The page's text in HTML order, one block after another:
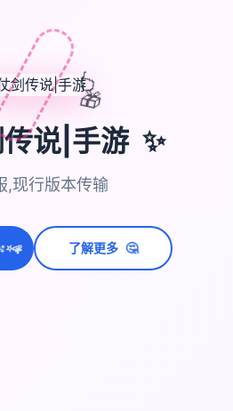
说|手游 ✨
,现行版本传输
⭐💫 了解更多 🤔
🎈
🎁